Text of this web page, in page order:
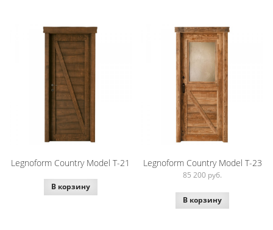
Legnoform Country Model T-21
В корзину
Legnoform Country Model T-23
85 200 руб.
В корзину